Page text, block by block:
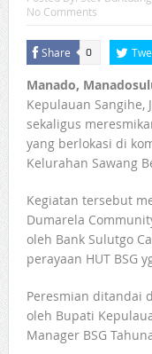
No Comments
Share 0
Manado,
Kepulauan Sangihe,
sekaligus
yang berlokasi di
Kelurahan Sawang
Kegiatan tersebut
Dumarela
oleh Bank Sulutgo
perayaan HUT BSG
Peresmian ditandai
oleh Bupati
Manager BSG